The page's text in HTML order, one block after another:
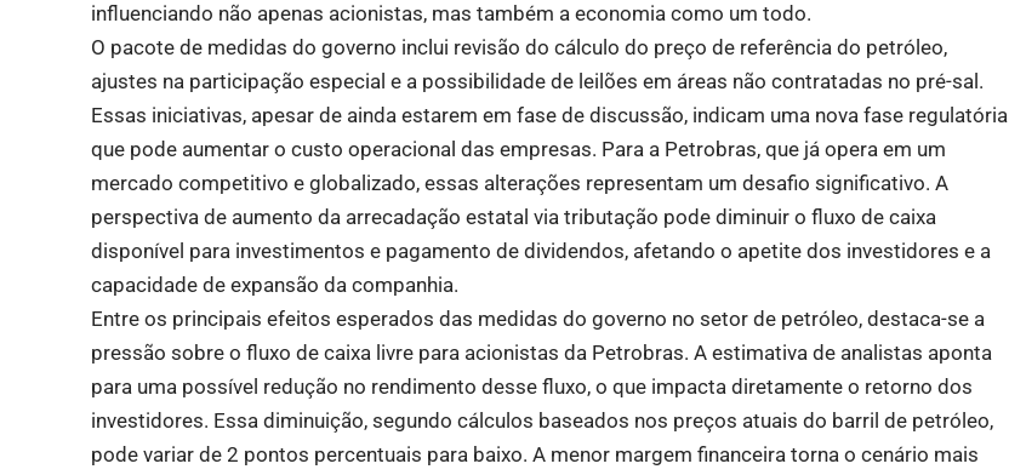
influenciando não apenas acionistas, mas também a economia como um todo.
O pacote de medidas do governo inclui revisão do cálculo do preço de referência do petróleo,
ajustes na participação especial e a possibilidade de leilões em áreas não contratadas no pré-sal.
Essas iniciativas, apesar de ainda estarem em fase de discussão, indicam uma nova fase regulatória
que pode aumentar o custo operacional das empresas. Para a Petrobras, que já opera em um
mercado competitivo e globalizado, essas alterações representam um desafio significativo. A
perspectiva de aumento da arrecadação estatal via tributação pode diminuir o fluxo de caixa
disponível para investimentos e pagamento de dividendos, afetando o apetite dos investidores e a
capacidade de expansão da companhia.
Entre os principais efeitos esperados das medidas do governo no setor de petróleo, destaca-se a
pressão sobre o fluxo de caixa livre para acionistas da Petrobras. A estimativa de analistas aponta
para uma possível redução no rendimento desse fluxo, o que impacta diretamente o retorno dos
investidores. Essa diminuição, segundo cálculos baseados nos preços atuais do barril de petróleo,
pode variar de 2 pontos percentuais para baixo. A menor margem financeira torna o cenário mais